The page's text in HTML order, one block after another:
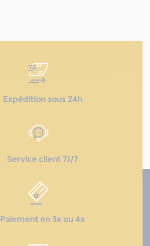
Expédition sous 24h
Service client 7J/7
Paiement en 3x ou 4x